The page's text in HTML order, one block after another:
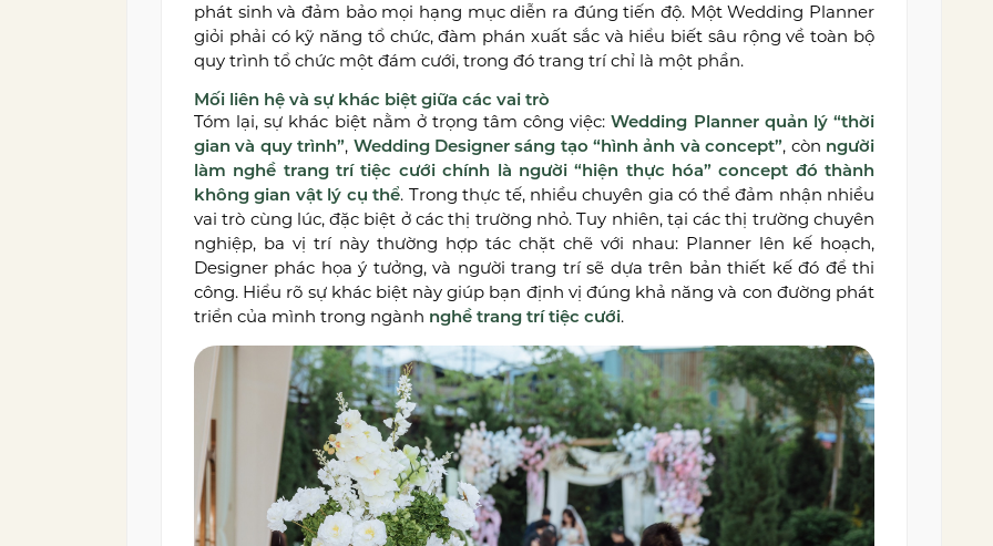
phát sinh và đảm bảo mọi hạng mục diễn ra đúng tiến độ. Một Wedding Planner
giỏi phải có kỹ năng tổ chức, đàm phán xuất sắc và hiểu biết sâu rộng về toàn bộ
quy trình tổ chức một đám cưới, trong đó trang trí chỉ là một phần.
Mối liên hệ và sự khác biệt giữa các vai trò
Tóm lại, sự khác biệt nằm ở trọng tâm công việc:Wedding Planner quản lý “thời
gian và quy trình”, Wedding Designer sáng tạo “hình ảnh và concept”, còn người
làm nghề trang trí tiệc cưới chính là người “hiện thực hóa” concept đó thành
không gian vật lý cụ thể. Trong thực tế, nhiều chuyên gia có thể đảm nhận nhiều
vai trò cùng lúc, đặc biệt ở các thị trường nhỏ. Tuy nhiên, tại các thị trường chuyên
nghiệp, ba vị trí này thường hợp tác chặt chẽ với nhau: Planner lên kế hoạch,
Designer phác họa ý tưởng, và người trang trí sẽ dựa trên bản thiết kế đó để thi
công. Hiểu rõ sự khác biệt này giúp bạn định vị đúng khả năng và con đường phát
triển của mình trong ngành nghề trang trí tiệc cưới.